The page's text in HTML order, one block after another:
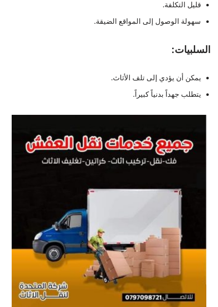
قليل التكلفة.
سهولة الوصول إلى المواقع الضيقة.
السلبيات:
يمكن أن يؤدي إلى تلف الأثاث.
يتطلب جهداً بدنياً كبيراً.